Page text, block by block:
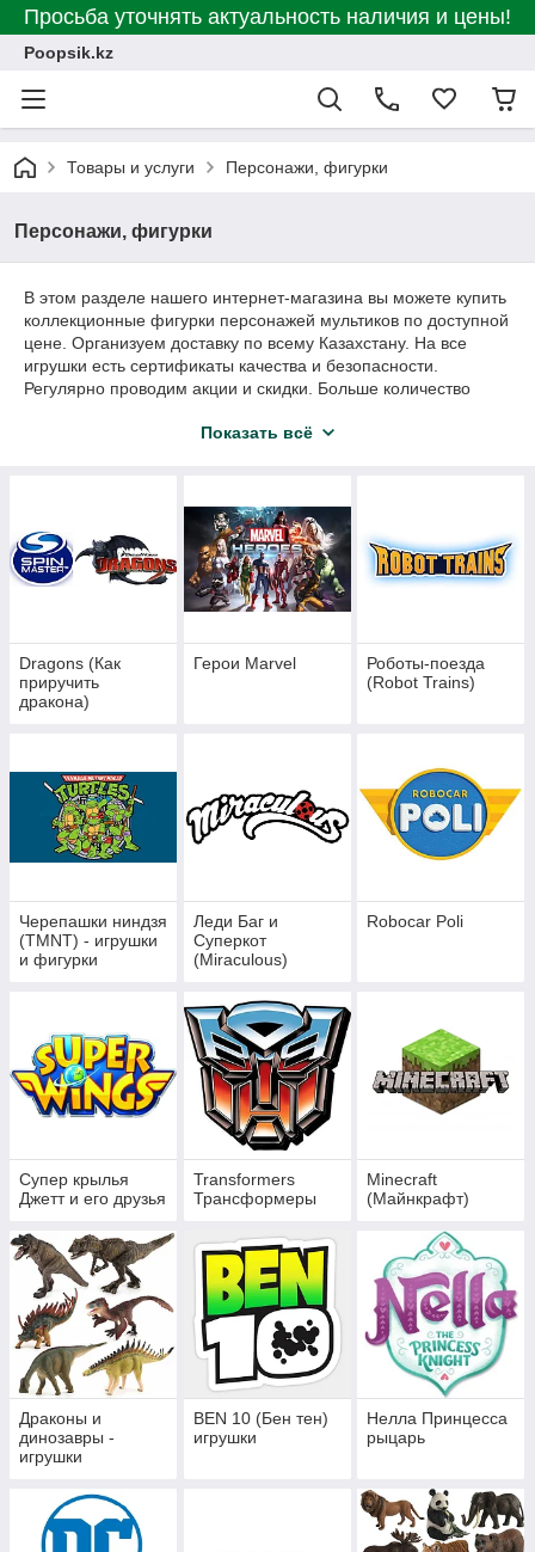
Просьба уточнять актуальность наличия и цены!
Poopsik.kz
Товары и услуги Персонажи, фигурки
Персонажи, фигурки
В этом разделе нашего интернет-магазина вы можете купить
коллекционные фигурки персонажей мультиков по доступной
цене. Организуем доставку по всему Казахстану. На все
игрушки есть сертификаты качества и безопасности.
Регулярно проводим акции и скидки. Больше количество
безупречную репутацию.Показать всё
Dragons (Как
приручить
дракона)
Герои Marvel
Роботы-поезда
(Robot Trains)
Черепашки ниндзя
(TMNT) - игрушки
и фигурки
Леди Баг и
Суперкот
(Miraculous)
Robocar Poli
Супер крылья
Джетт и его друзья
Transformers
Трансформеры
Minecraft
(Майнкрафт)
Драконы и
динозавры -
игрушки
BEN 10 (Бен тен)
игрушки
Нелла Принцесса
рыцарь